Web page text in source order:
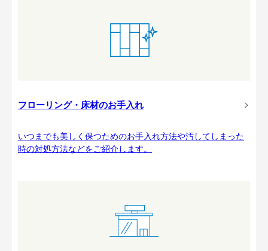
フローリング・床材のお手入れ
いつまでも美しく保つためのお手入れ方法や汚してしまった
時の対処方法などをご紹介します。